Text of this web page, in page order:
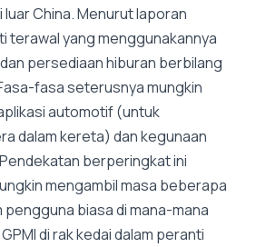
China. Menurut laporan
terawal yang menggunakannya
persediaan hiburan berbilang
fasa seterusnya mungkin
automotif (untuk
dalam kereta) dan kegunaan
berperingkat ini
mengambil masa beberapa
biasa di mana-mana
di rak kedai dalam peranti